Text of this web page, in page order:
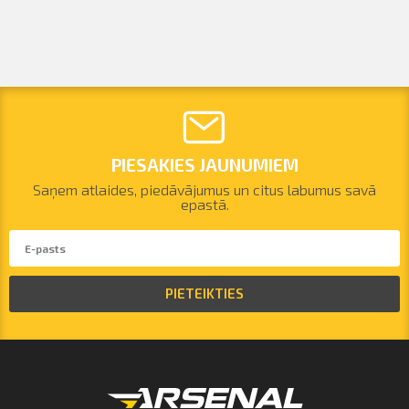
PIESAKIES JAUNUMIEM
Saņem atlaides, piedāvājumus un citus labumus savā
epastā.
PIETEIKTIES